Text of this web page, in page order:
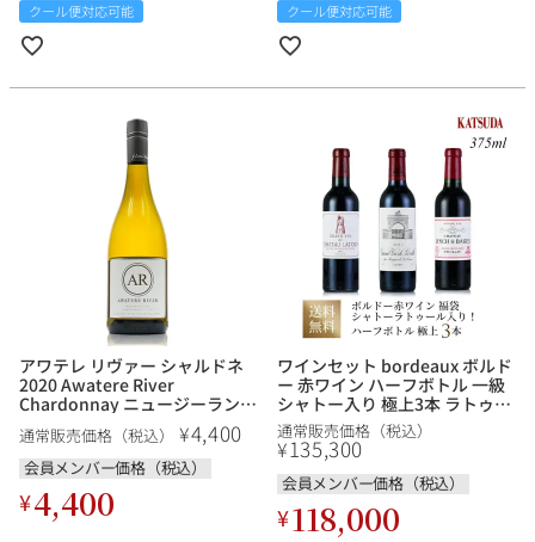
クール便対応可能 クール便対応可能
アワテレ リヴァー シャルドネ
2020 Awatere River
Chardonnay ニュージーランド
白ワイン
通常販売価格（税込） ¥4,400
会員メンバー価格（税込）
¥4,400
ワインセット bordeaux ボルド
ー 赤ワイン ハーフボトル 一級
シャトー入り 極上3本 ラトゥー
ル、レオヴィル ラスカーズ、ラ
ンシュ バージュ 福袋 送料無料
通常販売価格（税込）
¥135,300
会員メンバー価格（税込）
¥118,000